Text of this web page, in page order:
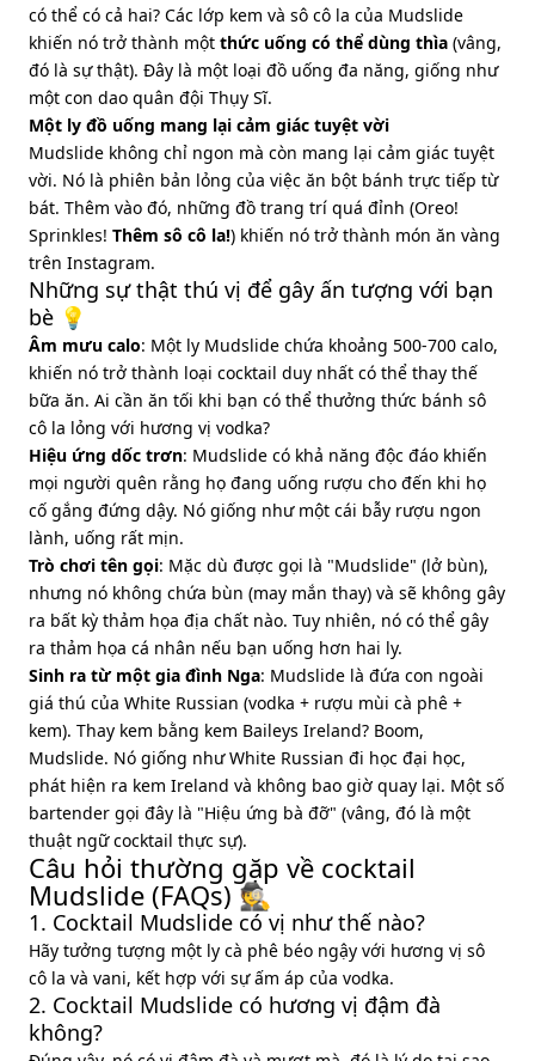
có thể có cả hai? Các lớp kem và sô cô la của Mudslide
khiến nó trở thành một thức uống có thể dùng thìa (vâng,
đó là sự thật). Đây là một loại đồ uống đa năng, giống như
một con dao quân đội Thụy Sĩ.
Một ly đồ uống mang lại cảm giác tuyệt vời
Mudslide không chỉ ngon mà còn mang lại cảm giác tuyệt
vời. Nó là phiên bản lỏng của việc ăn bột bánh trực tiếp từ
bát. Thêm vào đó, những đồ trang trí quá đỉnh (Oreo!
Sprinkles! Thêm sô cô la!) khiến nó trở thành món ăn vàng
trên Instagram.
Những sự thật thú vị để gây ấn tượng với bạn
bè 💡
Âm mưu calo: Một ly Mudslide chứa khoảng 500-700 calo,
khiến nó trở thành loại cocktail duy nhất có thể thay thế
bữa ăn. Ai cần ăn tối khi bạn có thể thưởng thức bánh sô
cô la lỏng với hương vị vodka?
Hiệu ứng dốc trơn: Mudslide có khả năng độc đáo khiến
mọi người quên rằng họ đang uống rượu cho đến khi họ
cố gắng đứng dậy. Nó giống như một cái bẫy rượu ngon
lành, uống rất mịn.
Trò chơi tên gọi: Mặc dù được gọi là "Mudslide" (lở bùn),
nhưng nó không chứa bùn (may mắn thay) và sẽ không gây
ra bất kỳ thảm họa địa chất nào. Tuy nhiên, nó có thể gây
ra thảm họa cá nhân nếu bạn uống hơn hai ly.
Sinh ra từ một gia đình Nga: Mudslide là đứa con ngoài
giá thú của White Russian (vodka + rượu mùi cà phê +
kem). Thay kem bằng kem Baileys Ireland? Boom,
Mudslide. Nó giống như White Russian đi học đại học,
phát hiện ra kem Ireland và không bao giờ quay lại. Một số
bartender gọi đây là "Hiệu ứng bà đỡ" (vâng, đó là một
thuật ngữ cocktail thực sự).
Câu hỏi thường gặp về cocktail
Mudslide (FAQs) 🕵️
1. Cocktail Mudslide có vị như thế nào?
Hãy tưởng tượng một ly cà phê béo ngậy với hương vị sô
cô la và vani, kết hợp với sự ấm áp của vodka.
2. Cocktail Mudslide có hương vị đậm đà
không?